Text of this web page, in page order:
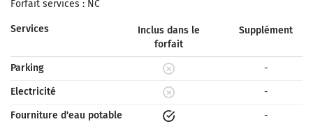
Forfait services : NC
Services
Inclus dans le
forfait
Supplément
Parking
-
Electricité
-
Fourniture d'eau potable
-